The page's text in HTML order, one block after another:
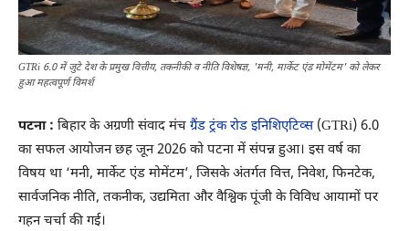
GTRi 6.0 में जुटे देश के प्रमुख वित्तीय, तकनीकी व नीति विशेषज्ञ, 'मनी, मार्केट एंड मोमेंटम' को लेकर
हुआ महत्वपूर्ण विमर्श
पटना : बिहार के अग्रणी संवाद मंच ग्रैंड ट्रंक रोड इनिशिएटिव्स(GTRi) 6.0
का सफल आयोजन छह जून 2026 को पटना में संपन्न हुआ। इस वर्ष का
विषय था ‘मनी, मार्केट एंड मोमेंटम’, जिसके अंतर्गत वित्त, निवेश, फिनटेक,
सार्वजनिक नीति, तकनीक, उद्यमिता और वैश्विक पूंजी के विविध आयामों पर
गहन चर्चा की गई।